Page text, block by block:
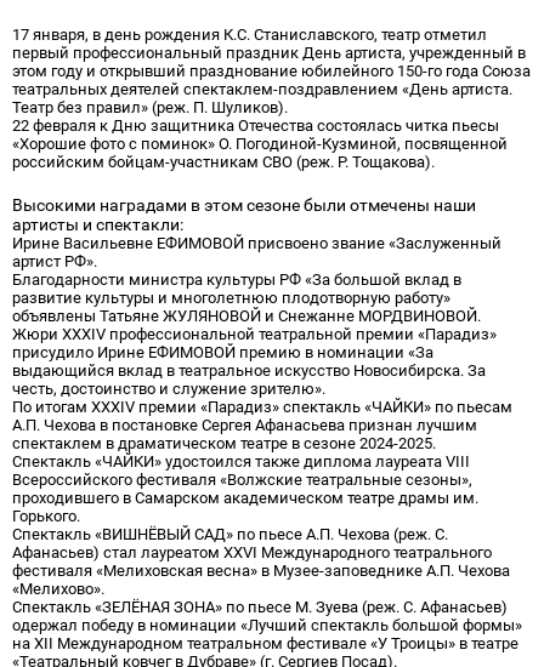
17 января, в день рождения К.С. Станиславского, театр отметил
первый профессиональный праздник День артиста, учрежденный в
этом году и открывший празднование юбилейного 150-го года Союза
театральных деятелей спектаклем-поздравлением «День артиста.
Театр без правил» (реж. П. Шуликов).
22 февраля к Дню защитника Отечества состоялась читка пьесы
«Хорошие фото с поминок» О. Погодиной-Кузминой, посвященной
российским бойцам-участникам СВО (реж. Р. Тощакова).
Высокими наградами в этом сезоне были отмечены наши
артисты и спектакли:
Ирине Васильевне ЕФИМОВОЙ присвоено звание «Заслуженный
артист РФ».
Благодарности министра культуры РФ «За большой вклад в
развитие культуры и многолетнюю плодотворную работу»
объявлены Татьяне ЖУЛЯНОВОЙ и Снежанне МОРДВИНОВОЙ.
Жюри XXXIV профессиональной театральной премии «Парадиз»
присудило Ирине ЕФИМОВОЙ премию в номинации «За
выдающийся вклад в театральное искусство Новосибирска. За
честь, достоинство и служение зрителю».
По итогам XXXIV премии «Парадиз» спектакль «ЧАЙКИ» по пьесам
А.П. Чехова в постановке Сергея Афанасьева признан лучшим
спектаклем в драматическом театре в сезоне 2024-2025.
Спектакль «ЧАЙКИ» удостоился также диплома лауреата VIII
Всероссийского фестиваля «Волжские театральные сезоны»,
проходившего в Самарском академическом театре драмы им.
Горького.
Спектакль «ВИШНЁВЫЙ САД» по пьесе А.П. Чехова (реж. С.
Афанасьев) стал лауреатом XXVI Международного театрального
фестиваля «Мелиховская весна» в Музее-заповеднике А.П. Чехова
«Мелихово».
Спектакль «ЗЕЛЁНАЯ ЗОНА» по пьесе М. Зуева (реж. С. Афанасьев)
одержал победу в номинации «Лучший спектакль большой формы»
на XII Международном театральном фестивале «У Троицы» в театре
«Театральный ковчег в Дубраве» (г. Сергиев Посад).